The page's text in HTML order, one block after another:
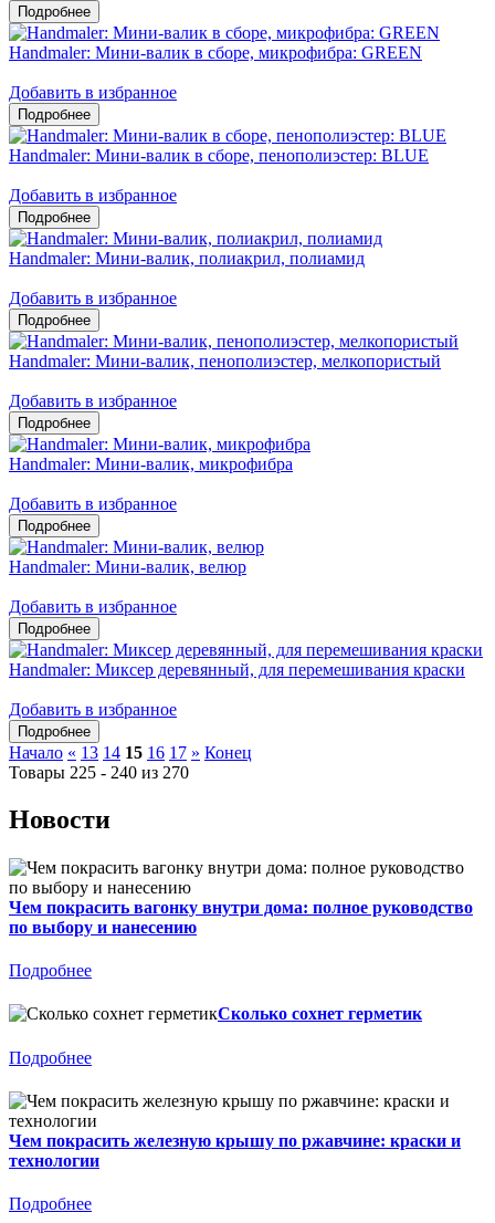
Handmaler: Мини-валик в сборе, микрофибра: GREEN
Добавить в избранное
Handmaler: Мини-валик в сборе, пенополиэстер: BLUE
Добавить в избранное
Handmaler: Мини-валик, полиакрил, полиамид
Добавить в избранное
Handmaler: Мини-валик, пенополиэстер, мелкопористый
Добавить в избранное
Handmaler: Мини-валик, микрофибра
Добавить в избранное
Handmaler: Мини-валик, велюр
Добавить в избранное
Handmaler: Миксер деревянный, для перемешивания краски
Добавить в избранное
Начало « 13 14 15 16 17 » Конец
Товары 225 - 240 из 270
Новости
Чем покрасить вагонку внутри дома: полное руководство
по выбору и нанесению
Подробнее
Сколько сохнет герметик
Подробнее
Чем покрасить железную крышу по ржавчине: краски и
технологии
Подробнее